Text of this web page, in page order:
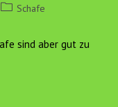
Beitrags-
Schafe
sind aber gut zu